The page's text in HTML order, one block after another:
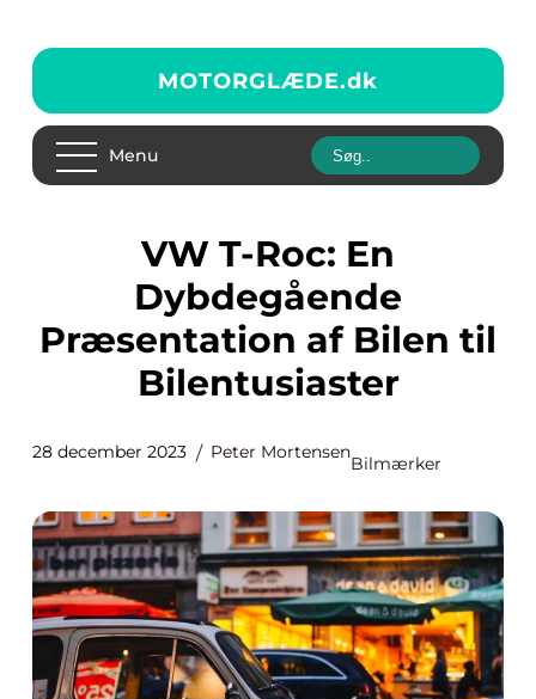
MOTORGLÆDE.dk
Menu
VW T-Roc: En
Dybdegående
Præsentation af Bilen til
Bilentusiaster
28 december 2023 Peter Mortensen
Bilmærker